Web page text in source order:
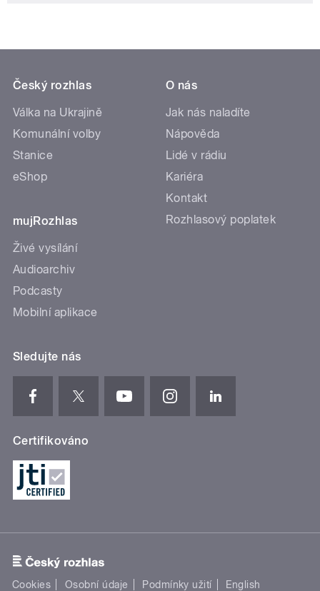
Český rozhlas
Válka na Ukrajině
Komunální volby
Stanice
eShop
mujRozhlas
Živé vysílání
Audioarchiv
Podcasty
Mobilní aplikace
O nás
Jak nás naladíte
Nápověda
Lidé v rádiu
Kariéra
Kontakt
Rozhlasový poplatek
Sledujte nás
Certifikováno
Cookies Osobní údaje Podmínky užití English